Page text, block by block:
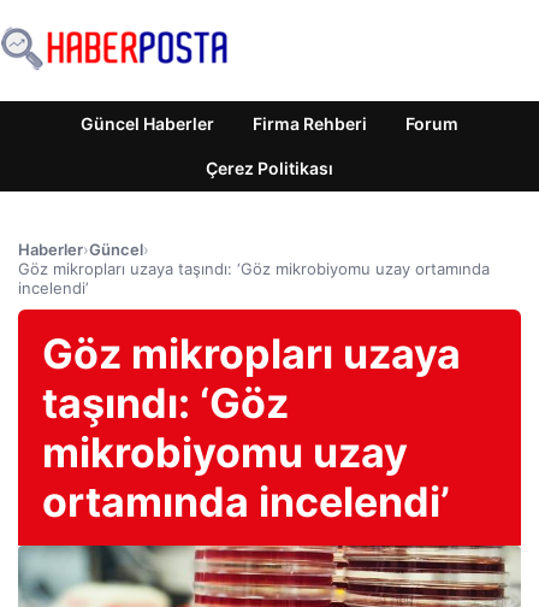
Güncel Haberler Firma Rehberi Forum
Çerez Politikası
Haberler›Güncel›
Göz mikropları uzaya taşındı: ‘Göz mikrobiyomu uzay ortamında
incelendi’
Göz mikropları uzaya
taşındı: ‘Göz
mikrobiyomu uzay
ortamında incelendi’